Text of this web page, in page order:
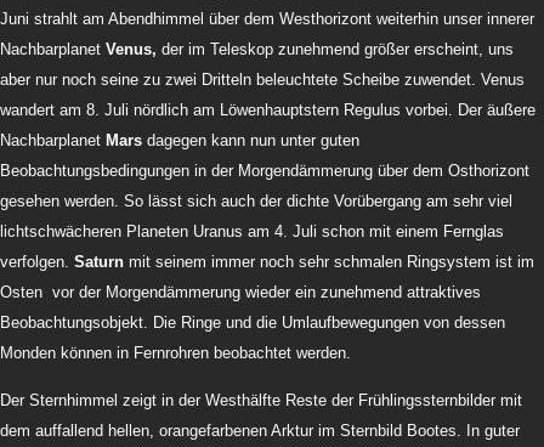
Juni strahlt am Abendhimmel über dem Westhorizont weiterhin unser innerer
Nachbarplanet Venus, der im Teleskop zunehmend größer erscheint, uns
aber nur noch seine zu zwei Dritteln beleuchtete Scheibe zuwendet. Venus
wandert am 8. Juli nördlich am Löwenhauptstern Regulus vorbei. Der äußere
Nachbarplanet Mars dagegen kann nun unter guten
Beobachtungsbedingungen in der Morgendämmerung über dem Osthorizont
gesehen werden. So lässt sich auch der dichte Vorübergang am sehr viel
lichtschwächeren Planeten Uranus am 4. Juli schon mit einem Fernglas
verfolgen. Saturn mit seinem immer noch sehr schmalen Ringsystem ist im
Osten vor der Morgendämmerung wieder ein zunehmend attraktives
Beobachtungsobjekt. Die Ringe und die Umlaufbewegungen von dessen
Monden können in Fernrohren beobachtet werden.
Der Sternhimmel zeigt in der Westhälfte Reste der Frühlingssternbilder mit
dem auffallend hellen, orangefarbenen Arktur im Sternbild Bootes. In guter